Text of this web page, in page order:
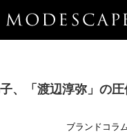
、「渡辺淳弥」の
ブランドコラ